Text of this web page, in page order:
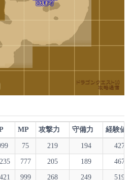
MP 攻撃力 守備力 経験値
75 219 194 427
777 205 189 467
999 268 249 519